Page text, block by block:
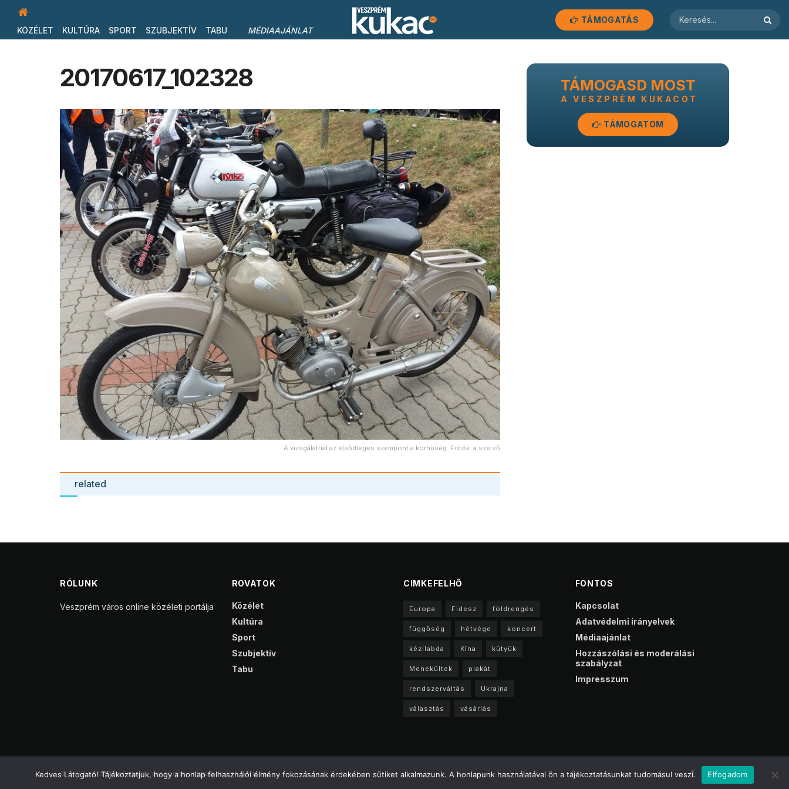
KÖZÉLET KULTÚRA SPORT SZUBJEKTÍV TABU MÉDIAAJÁNLAT
TÁMOGATÁS
20170617_102328
A vizsgálatnál az elsődleges szempont a korhűség. Fotók: a szerző
related
TÁMOGASD MOST
A VESZPRÉM KUKACOT
TÁMOGATOM
RÓLUNK
Veszprém város online közéleti portálja
ROVATOK
Közélet
Kultúra
Sport
Szubjektív
Tabu
CIMKEFELHŐ
Europa Fidesz földrengés
függőség hétvége koncert
kézilabda Kína kütyük
Menekültek plakát
rendszerváltás Ukrajna
választás vásárlás
FONTOS
Kapcsolat
Adatvédelmi irányelvek
Médiaajánlat
Hozzászólási és moderálási
szabályzat
Impresszum
© 2023 VeszprémKukac - Veszprém online közéleti portálja
Kedves Látogató! Tájékoztatjuk, hogy a honlap felhasználói élmény fokozásának érdekében sütiket alkalmazunk. A honlapunk használatával ön a tájékoztatásunkat tudomásul veszi. Elfogadom